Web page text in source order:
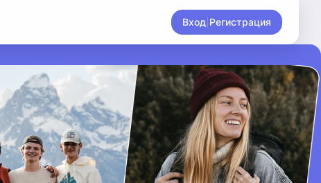
Вход Регистрация